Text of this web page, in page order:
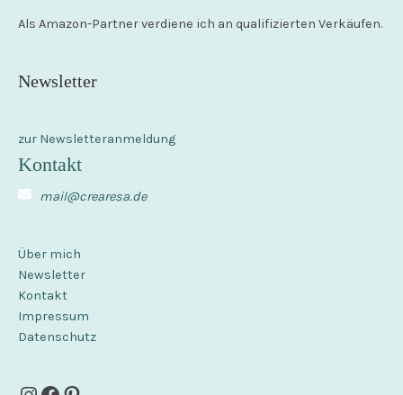
Als Amazon-Partner verdiene ich an qualifizierten Verkäufen.
Newsletter
zur Newsletteranmeldung
Kontakt
mail@crearesa.de
Über mich
Newsletter
Kontakt
Impressum
Datenschutz